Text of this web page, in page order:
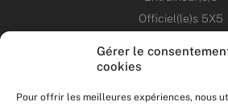
Gérer le
cookies
Pour offrir les meilleures expériences, nous
Officiel(le)s 5X5